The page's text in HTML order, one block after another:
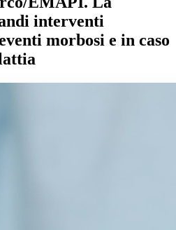
interventi
morbosi e in caso